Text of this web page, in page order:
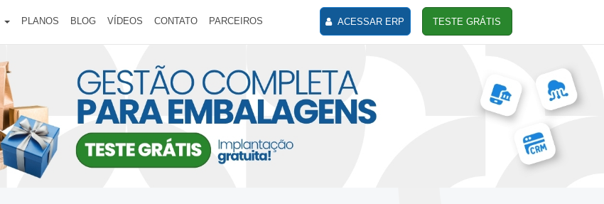
PLANOS BLOG VÍDEOS CONTATO PARCEIROS ACESSAR ERP TESTE GRÁTIS